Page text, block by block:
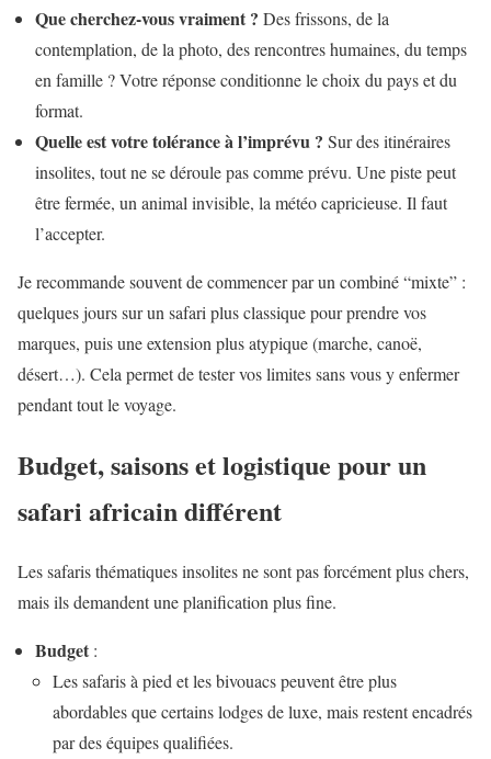
Que cherchez-vous vraiment ? Des frissons, de la
contemplation, de la photo, des rencontres humaines, du temps
en famille ? Votre réponse conditionne le choix du pays et du
format.
Quelle est votre tolérance à l’imprévu ? Sur des itinéraires
insolites, tout ne se déroule pas comme prévu. Une piste peut
être fermée, un animal invisible, la météo capricieuse. Il faut
l’accepter.
Je recommande souvent de commencer par un combiné “mixte” :
quelques jours sur un safari plus classique pour prendre vos
marques, puis une extension plus atypique (marche, canoë,
désert…). Cela permet de tester vos limites sans vous y enfermer
pendant tout le voyage.
Budget, saisons et logistique pour un
safari africain différent
Les safaris thématiques insolites ne sont pas forcément plus chers,
mais ils demandent une planification plus fine.
Budget :
Les safaris à pied et les bivouacs peuvent être plus
abordables que certains lodges de luxe, mais restent encadrés
par des équipes qualifiées.